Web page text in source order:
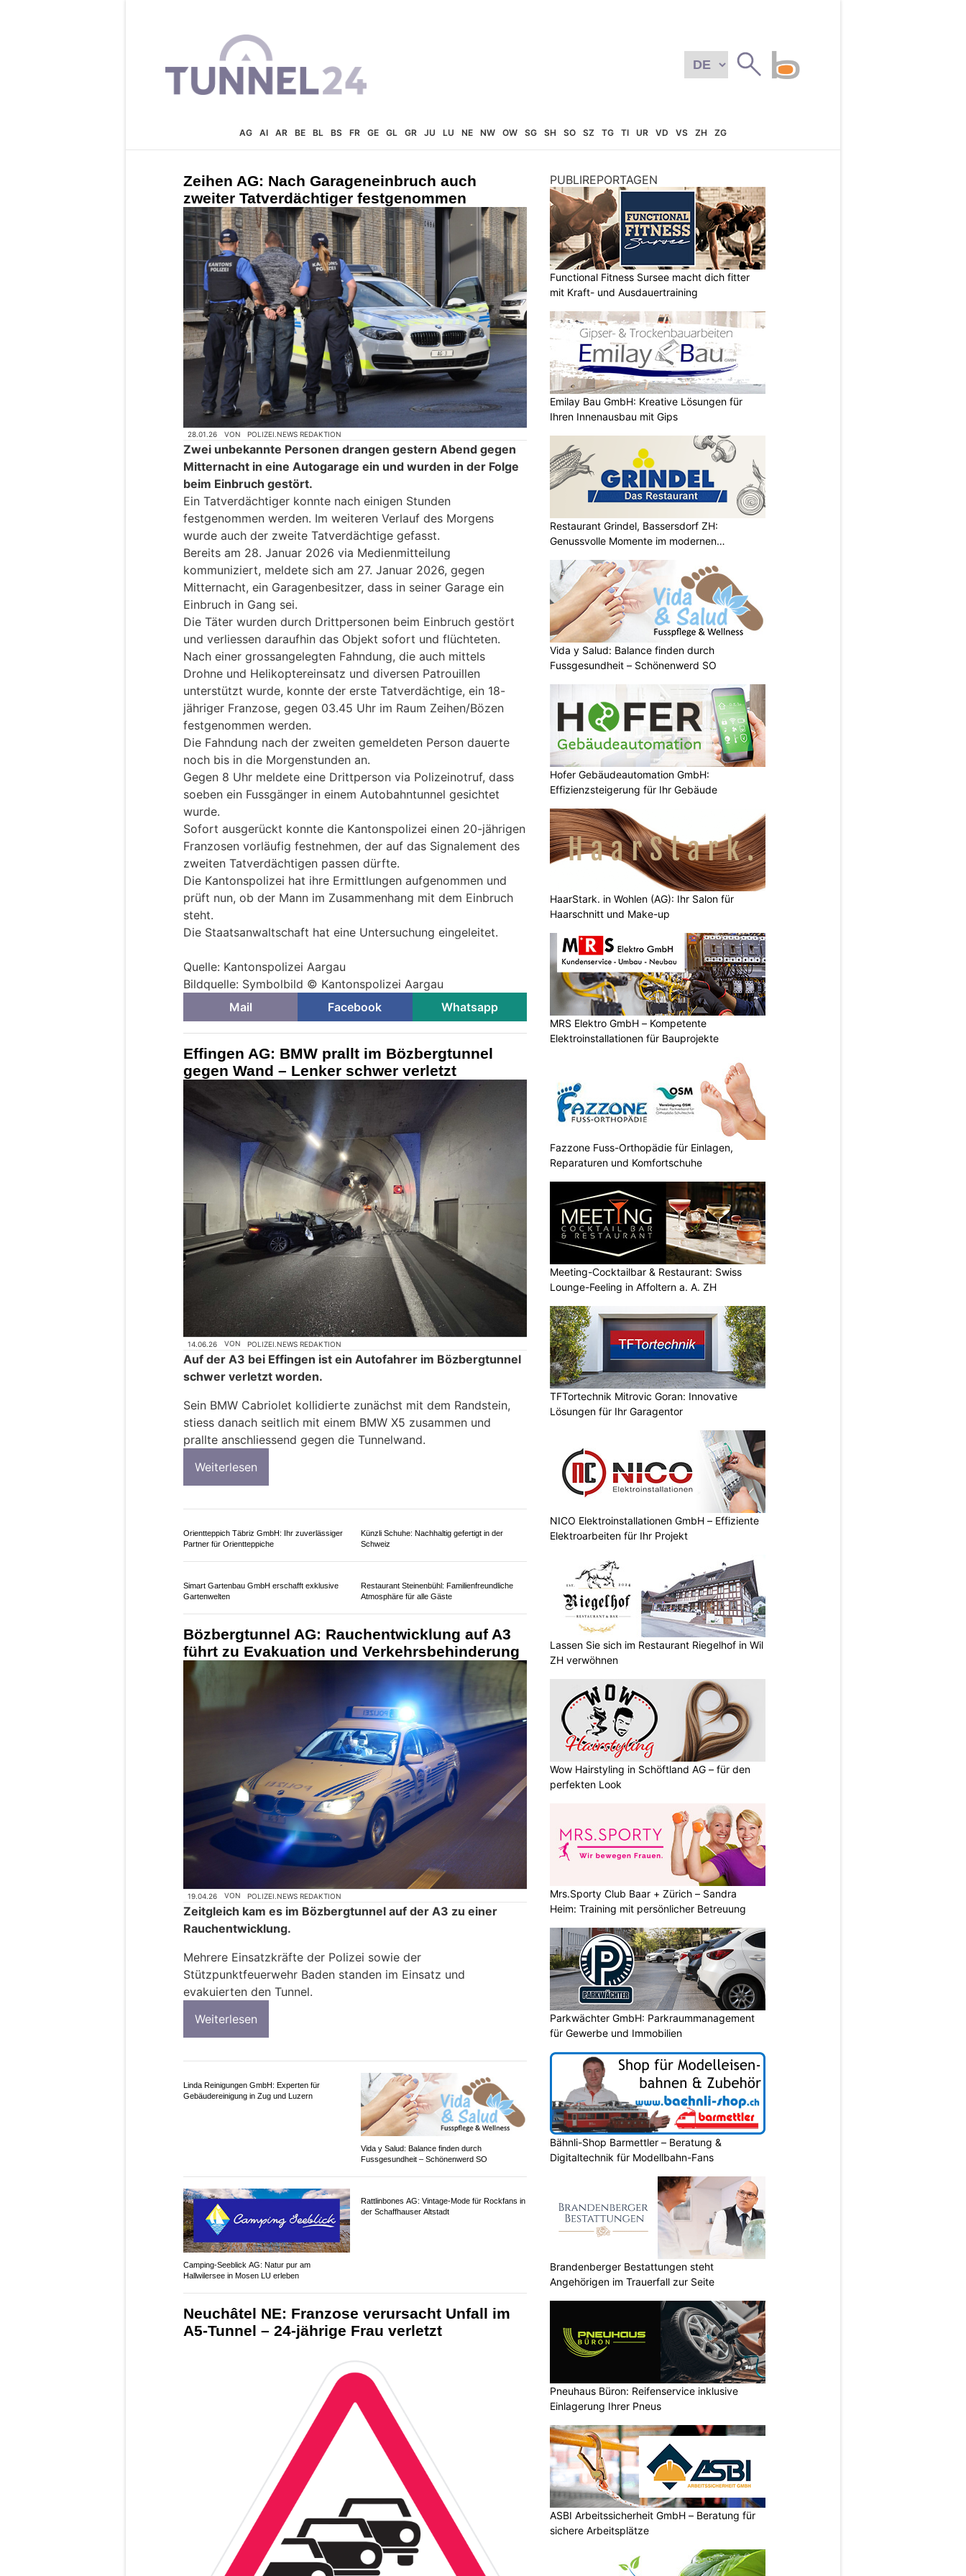
AG AI AR BE BL BS FR GE GL GR JU LU NE NW OW SG SH SO SZ TG TI UR VD VS ZH ZG
Zeihen AG: Nach Garageneinbruch auch
zweiter Tatverdächtiger festgenommen
28.01.26 VON POLIZEI.NEWS REDAKTION
Zwei unbekannte Personen drangen gestern Abend gegen
Mitternacht in eine Autogarage ein und wurden in der Folge
beim Einbruch gestört.
Ein Tatverdächtiger konnte nach einigen Stunden
festgenommen werden. Im weiteren Verlauf des Morgens
wurde auch der zweite Tatverdächtige gefasst.
Bereits am 28. Januar 2026 via Medienmitteilung
kommuniziert, meldete sich am 27. Januar 2026, gegen
Mitternacht, ein Garagenbesitzer, dass in seiner Garage ein
Einbruch in Gang sei.
Die Täter wurden durch Drittpersonen beim Einbruch gestört
und verliessen daraufhin das Objekt sofort und flüchteten.
Nach einer grossangelegten Fahndung, die auch mittels
Drohne und Helikoptereinsatz und diversen Patrouillen
unterstützt wurde, konnte der erste Tatverdächtige, ein 18-
jähriger Franzose, gegen 03.45 Uhr im Raum Zeihen/Bözen
festgenommen werden.
Die Fahndung nach der zweiten gemeldeten Person dauerte
noch bis in die Morgenstunden an.
Gegen 8 Uhr meldete eine Drittperson via Polizeinotruf, dass
soeben ein Fussgänger in einem Autobahntunnel gesichtet
wurde.
Sofort ausgerückt konnte die Kantonspolizei einen 20-jährigen
Franzosen vorläufig festnehmen, der auf das Signalement des
zweiten Tatverdächtigen passen dürfte.
Die Kantonspolizei hat ihre Ermittlungen aufgenommen und
prüft nun, ob der Mann im Zusammenhang mit dem Einbruch
steht.
Die Staatsanwaltschaft hat eine Untersuchung eingeleitet.
Quelle: Kantonspolizei Aargau
Bildquelle: Symbolbild © Kantonspolizei Aargau
Mail
Facebook Whatsapp
Effingen AG: BMW prallt im Bözbergtunnel
gegen Wand – Lenker schwer verletzt
14.06.26 VON POLIZEI.NEWS REDAKTION
Auf der A3 bei Effingen ist ein Autofahrer im Bözbergtunnel
schwer verletzt worden.
Sein BMW Cabriolet kollidierte zunächst mit dem Randstein,
stiess danach seitlich mit einem BMW X5 zusammen und
prallte anschliessend gegen die Tunnelwand.
Weiterlesen
Orientteppich Täbriz GmbH: Ihr zuverlässiger
Partner für Orientteppiche
Künzli Schuhe: Nachhaltig gefertigt in der
Schweiz
Simart Gartenbau GmbH erschafft exklusive
Gartenwelten
Restaurant Steinenbühl: Familienfreundliche
Atmosphäre für alle Gäste
Bözbergtunnel AG: Rauchentwicklung auf A3
führt zu Evakuation und Verkehrsbehinderung
19.04.26 VON POLIZEI.NEWS REDAKTION
Zeitgleich kam es im Bözbergtunnel auf der A3 zu einer
Rauchentwicklung.
Mehrere Einsatzkräfte der Polizei sowie der
Stützpunktfeuerwehr Baden standen im Einsatz und
evakuierten den Tunnel.
Weiterlesen
Linda Reinigungen GmbH: Experten für
Gebäudereinigung in Zug und Luzern
Vida y Salud: Balance finden durch
Fussgesundheit – Schönenwerd SO
Camping-Seeblick AG: Natur pur am
Hallwilersee in Mosen LU erleben
Rattlinbones AG: Vintage-Mode für Rockfans in
der Schaffhauser Altstadt
Neuchâtel NE: Franzose verursacht Unfall im
A5-Tunnel – 24-jährige Frau verletzt
PUBLIREPORTAGEN
Functional Fitness Sursee macht dich fitter
mit Kraft- und Ausdauertraining
Emilay Bau GmbH: Kreative Lösungen für
Ihren Innenausbau mit Gips
Restaurant Grindel, Bassersdorf ZH:
Genussvolle Momente im modernen
Vida y Salud: Balance finden durch
Fussgesundheit – Schönenwerd SO
Hofer Gebäudeautomation GmbH:
Effizienzsteigerung für Ihr Gebäude
HaarStark. in Wohlen (AG): Ihr Salon für
Haarschnitt und Make-up
MRS Elektro GmbH – Kompetente
Elektroinstallationen für Bauprojekte
Fazzone Fuss-Orthopädie für Einlagen,
Reparaturen und Komfortschuhe
Meeting-Cocktailbar & Restaurant: Swiss
Lounge-Feeling in Affoltern a. A. ZH
TFTortechnik Mitrovic Goran: Innovative
Lösungen für Ihr Garagentor
NICO Elektroinstallationen GmbH – Effiziente
Elektroarbeiten für Ihr Projekt
Lassen Sie sich im Restaurant Riegelhof in Wil
ZH verwöhnen
Wow Hairstyling in Schöftland AG – für den
perfekten Look
Mrs.Sporty Club Baar + Zürich – Sandra
Heim: Training mit persönlicher Betreuung
Parkwächter GmbH: Parkraummanagement
für Gewerbe und Immobilien
Bähnli-Shop Barmettler – Beratung &
Digitaltechnik für Modellbahn-Fans
Brandenberger Bestattungen steht
Angehörigen im Trauerfall zur Seite
Pneuhaus Büron: Reifenservice inklusive
Einlagerung Ihrer Pneus
ASBI Arbeitssicherheit GmbH – Beratung für
sichere Arbeitsplätze